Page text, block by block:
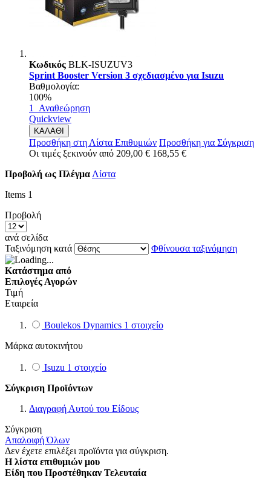
Κωδικός BLK-ISUZUV3
Sprint Booster Version 3 σχεδιασμένο για Isuzu
Βαθμολογία:
100%
1 Αναθεώρηση
Quickview
ΚΑΛΑΘΙ
Προσθήκη στη Λίστα Επιθυμιών Προσθήκη για Σύγκριση
Οι τιμές ξεκινούν από 209,00 € 168,55 €
Προβολή ως ΠλέγμαΛίστα
Items 1
Προβολή
ανά σελίδα
Ταξινόμηση κατά
Φθίνουσα ταξινόμηση
Κατάστημα από
Επιλογές Αγορών
Τιμή
Εταιρεία
Boulekos Dynamics 1 στοιχείο
Μάρκα αυτοκινήτου
Isuzu 1 στοιχείο
Σύγκριση Προϊόντων
Διαγραφή Αυτού του Είδους
Σύγκριση
Απαλοιφή Όλων
Δεν έχετε επιλέξει προϊόντα για σύγκριση.
Η λίστα επιθυμιών μου
Είδη που Προστέθηκαν Τελευταία